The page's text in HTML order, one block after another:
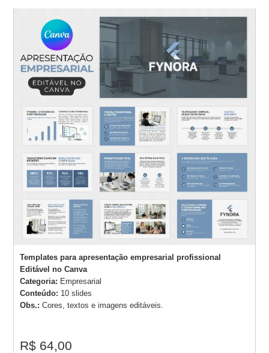
Websites
Templates para apresentação empresarial profissional
Editável no Canva
Categoria: Empresarial
Conteúdo: 10 slides
Obs.:Cores, textos e imagens editáveis.
R$ 64,00